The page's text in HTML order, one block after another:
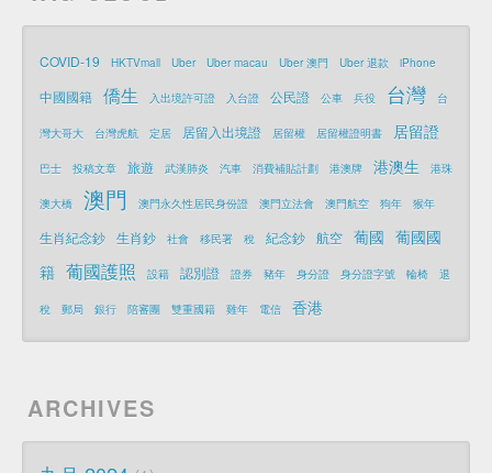
COVID-19 HKTVmall Uber Uber macau Uber 澳門 Uber 退款 iPhone
中國國籍 僑生 入出境許可證 入台證 公民證 公車 兵役 台灣 台
灣大哥大 台灣虎航 定居 居留入出境證 居留權 居留權證明書 居留證
巴士 投稿文章 旅遊 武漢肺炎 汽車 消費補貼計劃 港澳牌 港澳生 港珠
澳大橋 澳門 澳門永久性居民身份證 澳門立法會 澳門航空 狗年 猴年
生肖紀念鈔 生肖鈔 社會 移民署 稅 紀念鈔 航空 葡國 葡國國
籍 葡國護照 設籍 認別證 證券 豬年 身分證 身分證字號 輪椅 退
稅 郵局 銀行 陪審團 雙重國籍 雞年 電信 香港
ARCHIVES